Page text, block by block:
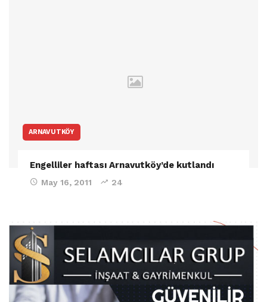
ARNAVUTKÖY
Engelliler haftası Arnavutköy’de kutlandı
May 16, 2011 24